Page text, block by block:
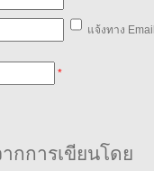
แจ้งทาง
*
กการเขียนโดย